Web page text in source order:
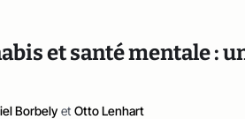
et santé mentale :
Borbely et Otto Lenhart